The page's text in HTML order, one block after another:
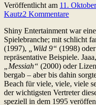
Veröffentlicht am 11.
Kautz2 Kommentare
Shiny Entertainment war
Spielebranche; mit schlicht
(1997),
„Wild 9“ (1998) oder
repräsentative Beispiele.
„Messiah“ (2000) oder
bergab – aber bis dahin
Beach für viele, viele, viele
der wichtigsten Vertreter
speziell in dem 1995